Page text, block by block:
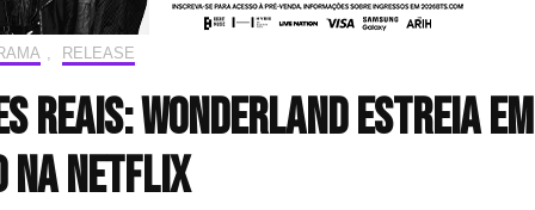
RELEASE
reais: Wonderland estreia em
na Netflix